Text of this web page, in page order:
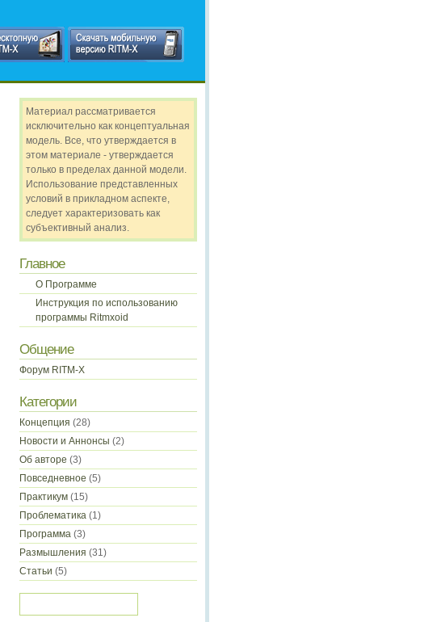
Материал рассматривается
исключительно как концептуальная
модель. Все, что утверждается в
этом материале - утверждается
только в пределах данной модели.
Использование представленных
условий в прикладном аспекте,
следует характеризовать как
субъективный анализ.
Главное
О Программе
Инструкция по использованию
программы Ritmxoid
Общение
Форум RITM-X
Категории
Концепция (28)
Новости и Аннонсы (2)
Об авторе (3)
Повседневное (5)
Практикум (15)
Проблематика (1)
Программа (3)
Размышления (31)
Статьи (5)